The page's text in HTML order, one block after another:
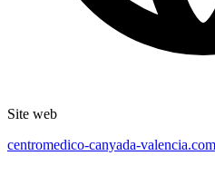
Site web
centromedico-canyada-